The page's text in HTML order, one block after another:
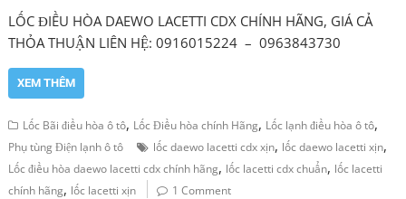
LỐC ĐIỀU HÒA DAEWO LACETTI CDX CHÍNH HÃNG, GIÁ CẢ
THỎA THUẬN LIÊN HỆ: 0916015224 – 0963843730
XEM THÊM
Lốc Bãi điều hòa ô tô, Lốc Điều hòa chính Hãng, Lốc lạnh điều hòa ô tô,
Phụ tùng Điện lạnh ô tô lốc daewo lacetti cdx xịn, lốc daewo lacetti xịn,
Lốc điều hòa daewo lacetti cdx chính hãng, lốc lacetti cdx chuẩn, lốc lacetti
chính hãng, lốc lacetti xịn 1 Comment